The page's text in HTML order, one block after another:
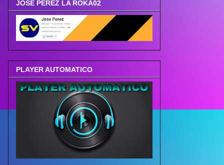
JOSE PEREZ LA ROKA02
PLAYER AUTOMATICO